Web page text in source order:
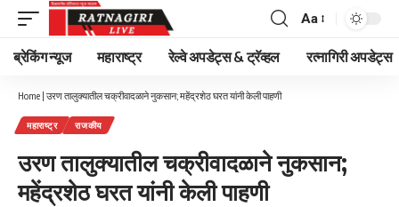
Font
Resizer
Aa
ब्रेकिंग न्यूज महाराष्ट्र रेल्वे अपडेट्स & ट्रॅव्हल रत्नागिरी अपडेट्स
Home | उरण तालुक्यातील चक्रीवादळाने नुकसान; महेंद्रशेठ घरत यांनी केली पाहणी
महाराष्ट्र राजकीय
उरण तालुक्यातील चक्रीवादळाने नुकसान;
महेंद्रशेठ घरत यांनी केली पाहणी